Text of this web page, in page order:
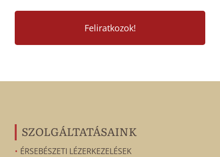
SZOLGÁLTATÁSAINK
ÉRSEBÉSZETI LÉZERKEZELÉSEK